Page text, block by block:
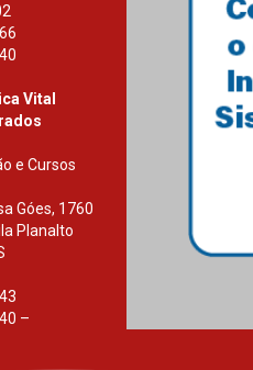
Vital
e Cursos
Góes, 1760
Planalto
–